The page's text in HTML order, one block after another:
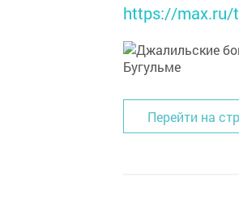
https://max.ru/
Перейти на